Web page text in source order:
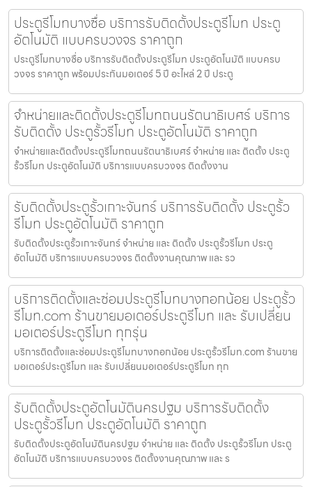
ประตูรีโมทบางซื่อ บริการรับติดตั้งประตูรีโมท ประตู
อัตโนมัติ แบบครบวงจร ราคาถูก
ประตูรีโมทบางซื่อ บริการรับติดตั้งประตูรีโมท ประตูอัตโนมัติ แบบครบ
วงจร ราคาถูก พร้อมประกันมอเตอร์ 5 ปี อะไหล่ 2 ปี ประตู
จำหน่ายและติดตั้งประตูรีโมทถนนรัตนาธิเบศร์ บริการ
รับติดตั้ง ประตูรั้วรีโมท ประตูอัตโนมัติ ราคาถูก
จำหน่ายและติดตั้งประตูรีโมทถนนรัตนาธิเบศร์ จำหน่าย และ ติดตั้ง ประตู
รั้วรีโมท ประตูอัตโนมัติ บริการแบบครบวงจร ติดตั้งงาน
รับติดตั้งประตูรั้วเกาะจันทร์ บริการรับติดตั้ง ประตูรั้ว
รีโมท ประตูอัตโนมัติ ราคาถูก
รับติดตั้งประตูรั้วเกาะจันทร์ จำหน่าย และ ติดตั้ง ประตูรั้วรีโมท ประตู
อัตโนมัติ บริการแบบครบวงจร ติดตั้งงานคุณภาพ และ รว
บริการติดตั้งและซ่อมประตูรีโมทบางกอกน้อย ประตูรั้ว
รีโมท.com ร้านขายมอเตอร์ประตูรีโมท และ รับเปลี่ยน
มอเตอร์ประตูรีโมท ทุกรุ่น
บริการติดตั้งและซ่อมประตูรีโมทบางกอกน้อย ประตูรั้วรีโมท.com ร้านขาย
มอเตอร์ประตูรีโมท และ รับเปลี่ยนมอเตอร์ประตูรีโมท ทุก
รับติดตั้งประตูอัตโนมัตินครปฐม บริการรับติดตั้ง
ประตูรั้วรีโมท ประตูอัตโนมัติ ราคาถูก
รับติดตั้งประตูอัตโนมัตินครปฐม จำหน่าย และ ติดตั้ง ประตูรั้วรีโมท ประตู
อัตโนมัติ บริการแบบครบวงจร ติดตั้งงานคุณภาพ และ ร